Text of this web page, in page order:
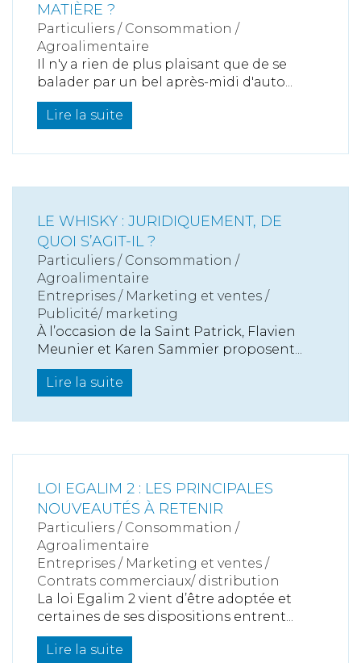
MATIÈRE ?
Particuliers / Consommation /
Agroalimentaire
Il n'y a rien de plus plaisant que de se
balader par un bel après-midi d'auto...
Lire la suite
LE WHISKY : JURIDIQUEMENT, DE
QUOI S’AGIT-IL ?
Particuliers / Consommation /
Agroalimentaire
Entreprises / Marketing et ventes /
Publicité/ marketing
À l’occasion de la Saint Patrick, Flavien
Meunier et Karen Sammier proposent...
Lire la suite
LOI EGALIM 2 : LES PRINCIPALES
NOUVEAUTÉS À RETENIR
Particuliers / Consommation /
Agroalimentaire
Entreprises / Marketing et ventes /
Contrats commerciaux/ distribution
La loi Egalim 2 vient d’être adoptée et
certaines de ses dispositions entrent...
Lire la suite